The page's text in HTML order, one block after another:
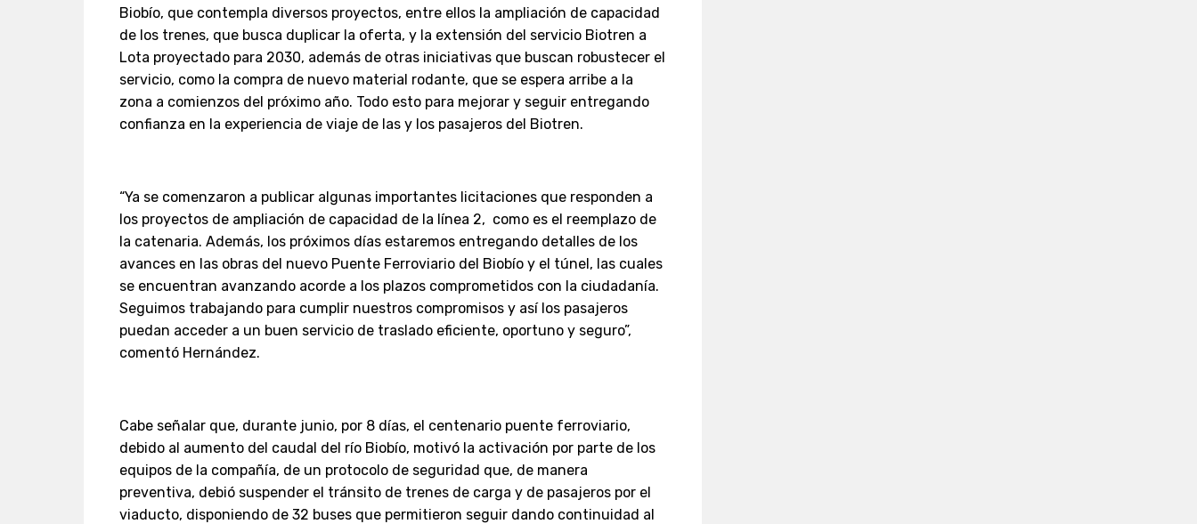
Biobío, que contempla diversos proyectos, entre ellos la ampliación de capacidad
de los trenes, que busca duplicar la oferta, y la extensión del servicio Biotren a
Lota proyectado para 2030, además de otras iniciativas que buscan robustecer el
servicio, como la compra de nuevo material rodante, que se espera arribe a la
zona a comienzos del próximo año. Todo esto para mejorar y seguir entregando
confianza en la experiencia de viaje de las y los pasajeros del Biotren.
“Ya se comenzaron a publicar algunas importantes licitaciones que responden a
los proyectos de ampliación de capacidad de la línea 2, como es el reemplazo de
la catenaria. Además, los próximos días estaremos entregando detalles de los
avances en las obras del nuevo Puente Ferroviario del Biobío y el túnel, las cuales
se encuentran avanzando acorde a los plazos comprometidos con la ciudadanía.
Seguimos trabajando para cumplir nuestros compromisos y así los pasajeros
puedan acceder a un buen servicio de traslado eficiente, oportuno y seguro”,
comentó Hernández.
Cabe señalar que, durante junio, por 8 días, el centenario puente ferroviario,
debido al aumento del caudal del río Biobío, motivó la activación por parte de los
equipos de la compañía, de un protocolo de seguridad que, de manera
preventiva, debió suspender el tránsito de trenes de carga y de pasajeros por el
viaducto, disponiendo de 32 buses que permitieron seguir dando continuidad al